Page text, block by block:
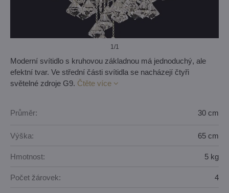
1/1
Moderní svítidlo s kruhovou základnou má jednoduchý, ale
efektní tvar. Ve střední části svítidla se nacházejí čtyři
světelné zdroje G9. Čtěte více
Průměr: 30 cm
Výška: 65 cm
Hmotnost: 5 kg
Počet žárovek: 4